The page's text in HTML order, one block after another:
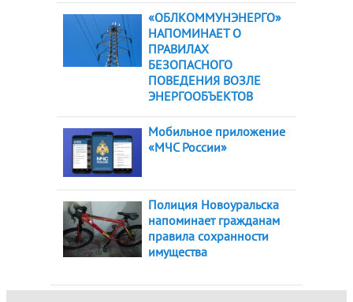
«ОБЛКОММУНЭНЕРГО»
НАПОМИНАЕТ О
ПРАВИЛАХ
БЕЗОПАСНОГО
ПОВЕДЕНИЯ ВОЗЛЕ
ЭНЕРГООБЪЕКТОВ
Мобильное приложение
«МЧС России»
Полиция Новоуральска
напоминает гражданам
правила сохранности
имущества